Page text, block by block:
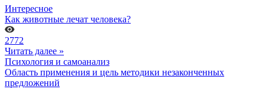
Интересное
Как животные лечат человека?
2772
Читать далее »
Психология и самоанализ
Область применения и цель методики незаконченных
предложений